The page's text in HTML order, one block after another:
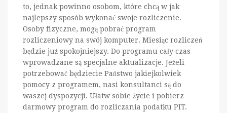
to, jednak powinno osobom, które chcą w jak
najlepszy sposób wykonać swoje rozliczenie.
Osoby fizyczne, mogą pobrać program
rozliczeniowy na swój komputer. Miesiąc rozliczeń
będzie już spokojniejszy. Do programu cały czas
wprowadzane są specjalne aktualizacje. Jeżeli
potrzebować będziecie Państwo jakiejkolwiek
pomocy z programem, nasi konsultanci są do
waszej dyspozycji. Ułatw sobie życie i pobierz
darmowy program do rozliczania podatku PIT.